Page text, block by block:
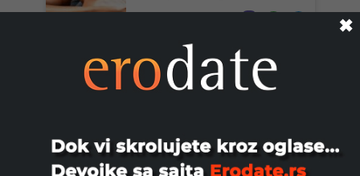
Nesaa1999, 26
Beograd
✖